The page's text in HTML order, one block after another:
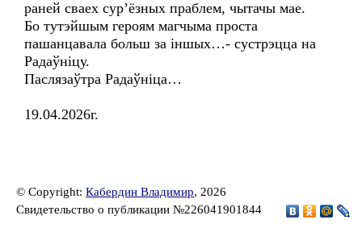
раней сваех сур’ёзных праблем, чытачы мае.
Бо тутэйшым героям магчыма проста
пашанцавала больш за іншых…- сустрэцца на
Радаўніцу.
Паслязаўтра Радаўніца…
19.04.2026г.
© Copyright: Кабердин Владимир, 2026
Свидетельство о публикации №226041901844